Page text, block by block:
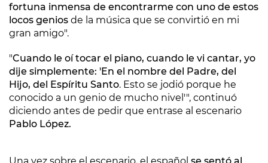
fortuna inmensa de encontrarme con uno de estos
locos genios de la música que se convirtió en mi
gran amigo".
"Cuando le oí tocar el piano, cuando le vi cantar, yo
dije simplemente: 'En el nombre del Padre, del
Hijo, del Espíritu Santo. Esto se jodió porque he
conocido a un genio de mucho nivel'", continuó
diciendo antes de pedir que entrase al escenario
Pablo López.